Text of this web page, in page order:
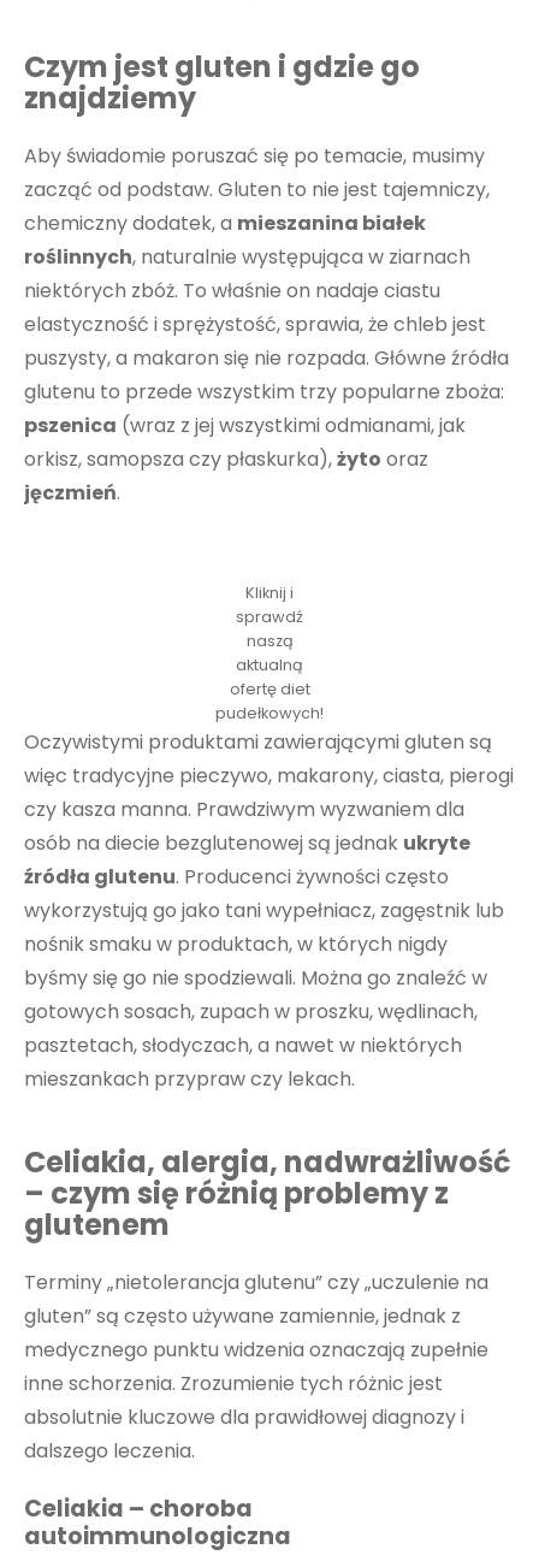
Czym jest gluten i gdzie go
znajdziemy
Aby świadomie poruszać się po temacie, musimy
zacząć od podstaw. Gluten to nie jest tajemniczy,
chemiczny dodatek, a mieszanina białek
roślinnych, naturalnie występująca w ziarnach
niektórych zbóż. To właśnie on nadaje ciastu
elastyczność i sprężystość, sprawia, że chleb jest
puszysty, a makaron się nie rozpada. Główne źródła
glutenu to przede wszystkim trzy popularne zboża:
pszenica (wraz z jej wszystkimi odmianami, jak
orkisz, samopsza czy płaskurka),żyto oraz
jęczmień.
Kliknij i
sprawdź
naszą
aktualną
ofertę diet
pudełkowych!
Oczywistymi produktami zawierającymi gluten są
więc tradycyjne pieczywo, makarony, ciasta, pierogi
czy kasza manna. Prawdziwym wyzwaniem dla
osób na diecie bezglutenowej są jednak ukryte
źródła glutenu. Producenci żywności często
wykorzystują go jako tani wypełniacz, zagęstnik lub
nośnik smaku w produktach, w których nigdy
byśmy się go nie spodziewali. Można go znaleźć w
gotowych sosach, zupach w proszku, wędlinach,
pasztetach, słodyczach, a nawet w niektórych
mieszankach przypraw czy lekach.
Celiakia, alergia, nadwrażliwość
– czym się różnią problemy z
glutenem
Terminy „nietolerancja glutenu” czy „uczulenie na
gluten” są często używane zamiennie, jednak z
medycznego punktu widzenia oznaczają zupełnie
inne schorzenia. Zrozumienie tych różnic jest
absolutnie kluczowe dla prawidłowej diagnozy i
dalszego leczenia.
Celiakia – choroba
autoimmunologiczna